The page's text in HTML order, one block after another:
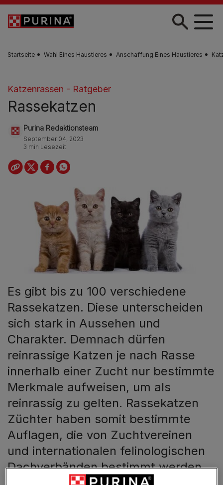
Skip to main content
Startseite Wahl Eines Haustieres Anschaffung Eines Haustieres
Katzenrassen - Ratgeber
Rassekatzen
Purina Redaktionsteam
September 04, 2023
3 min Lesezeit
Es gibt bis zu 100 verschiedene
Rassekatzen. Diese unterscheiden
sich stark in Aussehen und
Charakter. Demnach dürfen
reinrassige Katzen je nach Rasse
innerhalb einer Zucht nur bestimmte
Merkmale aufweisen, um als
reinrassig zu gelten. Rassekatzen
Züchter haben somit bestimmte
Auflagen, die von Zuchtvereinen
und internationalen felinologischen
Dachverbänden bestimmt werden.